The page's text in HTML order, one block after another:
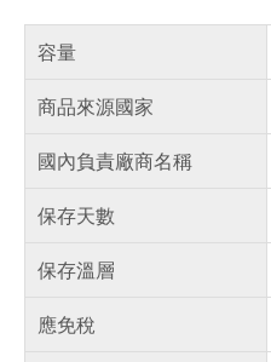
容量
商品來源國家
國內負責廠商名稱
保存天數
保存溫層
應免稅